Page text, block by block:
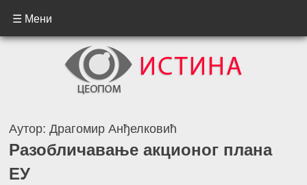
☰ Мени
Аутор:Драгомир Анђелковић
Разобличавање акционог плана
ЕУ